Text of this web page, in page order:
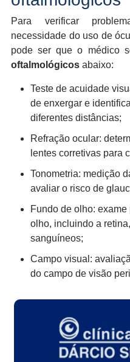
Para verificar
necessidade do uso de
pode ser que o médico
oftalmológicosabaixo:
Teste de acuidade
de enxergar e
diferentes distâncias;
Refração ocular:
lentes corretivas para
Tonometria: medição
avaliar o risco de
Fundo de olho:
olho, incluindo a
sanguíneos;
Campo visual:
do campo de visão